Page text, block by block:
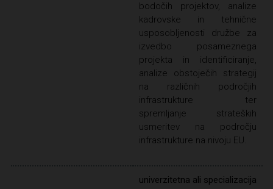
bodočih projektov, analize
kadrovske in tehnične
usposobljenosti družbe za
izvedbo posameznega
projekta in identificiranje,
analize obstoječih strategij
na različnih področjih
infrastrukture ter
spremljanje strateških
usmeritev na področju
infrastrukture na nivoju EU.
univerzitetna ali specializacija